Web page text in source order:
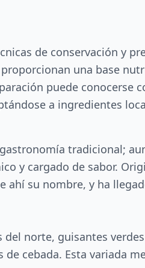
de conservación y
una base
puede conocerse
a ingredientes
tradicional;
y cargado de sabor.
ahí su nombre, y ha
norte, guisantes
cebada. Esta variada